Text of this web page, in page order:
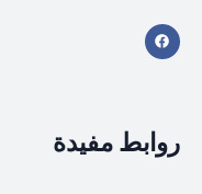
روابط مفيدة